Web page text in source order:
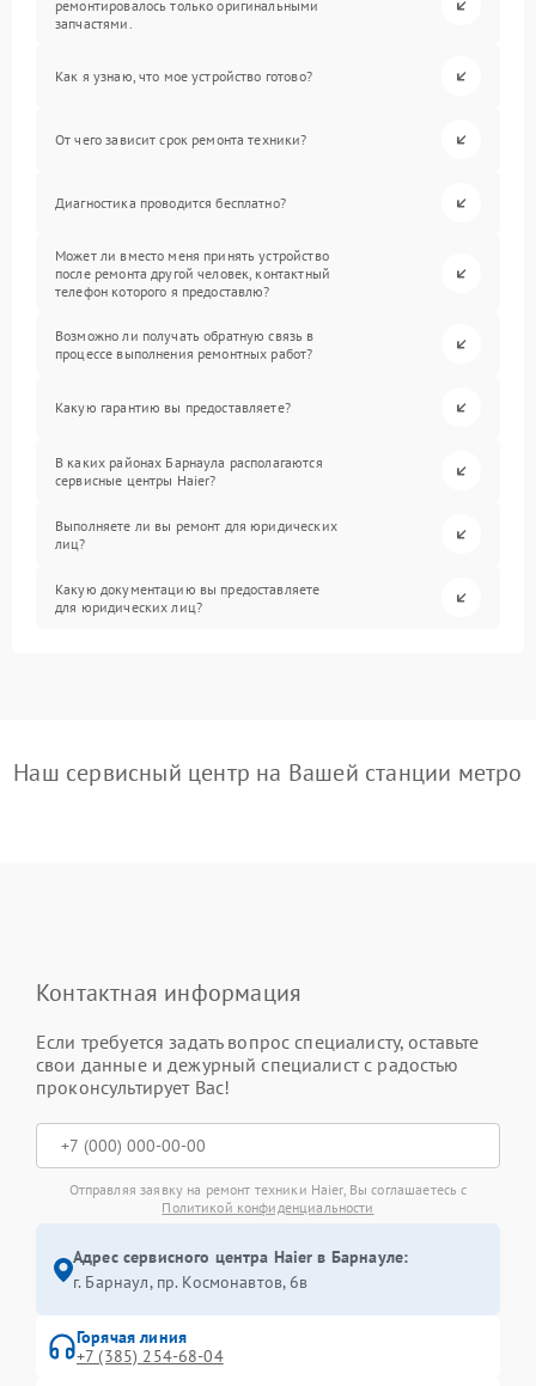
ремонтировалось только оригинальными
запчастями.
Как я узнаю, что мое устройство готово?
От чего зависит срок ремонта техники?
Диагностика проводится бесплатно?
Может ли вместо меня принять устройство
после ремонта другой человек, контактный
телефон которого я предоставлю?
Возможно ли получать обратную связь в
процессе выполнения ремонтных работ?
Какую гарантию вы предоставляете?
В каких районах Барнаула располагаются
сервисные центры Haier?
Выполняете ли вы ремонт для юридических
лиц?
Какую документацию вы предоставляете
для юридических лиц?
Наш сервисный центр на Вашей станции метро
Контактная информация
Если требуется задать вопрос специалисту, оставьте
свои данные и дежурный специалист с радостью
проконсультирует Вас!
Отправляя заявку на ремонт техники Haier, Вы соглашаетесь с
Политикой конфиденциальности
Адрес сервисного центра Haier в Барнауле:
г. Барнаул, ​пр. Космонавтов, 6в
Горячая линия
+7 (385) 254-68-04